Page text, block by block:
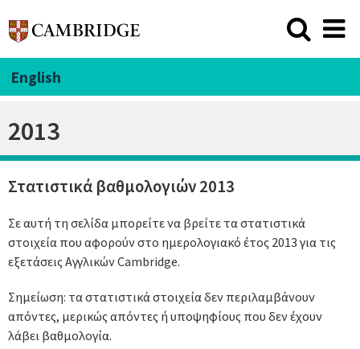
English
2013
Στατιστικά βαθμολογιών 2013
Σε αυτή τη σελίδα μπορείτε να βρείτε τα στατιστικά
στοιχεία που αφορούν στο ημερολογιακό έτος 2013 για τις
εξετάσεις Αγγλικών Cambridge.
Σημείωση: τα στατιστικά στοιχεία δεν περιλαμβάνουν
απόντες, μερικώς απόντες ή υποψηφίους που δεν έχουν
λάβει βαθμολογία.